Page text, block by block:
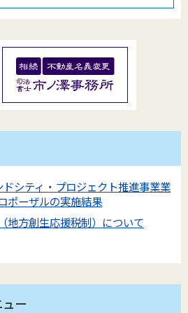
シティ・プロジェクト推進事業業
ポーザルの実施結果
地方創生応援税制）について
ー